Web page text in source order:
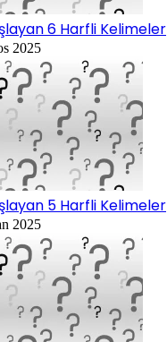
6 Harfli Kelimeler
2025
5 Harfli Kelimeler
2025